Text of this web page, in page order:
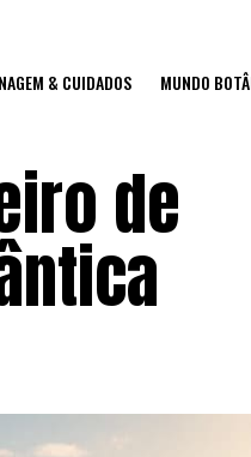
& CUIDADOS MUNDO
de